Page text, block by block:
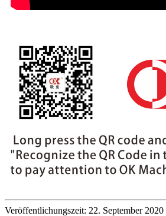
Veröffentlichungszeit: 22. September 2020